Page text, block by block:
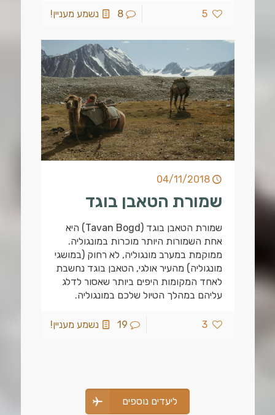
5
8 נשמע מעניין!
04/11/2018
שמורת הטאבן בוגד
שמורת הטאבן בוגד (Tavan Bogd) היא
אחת השמורות היותר מוכרות במונגוליה.
ממוקמת במערב מונגוליה, לא רחוק (במושגי
מונגוליה) מהעיר אולגי, הטאבן בוגד נחשבת
לאחד המקומות היפים ביותר שאסור לדלג
עליהם במהלך הטיול שלכם במונגוליה.
3
19 נשמע מעניין!
ליעדים נוספים